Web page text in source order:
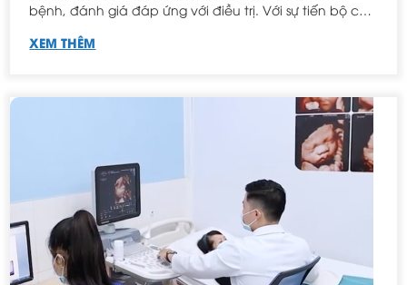
bệnh, đánh giá đáp ứng với điều trị. Với sự tiến bộ của
sàng với giá trị khác nhau. Việc lựa chọn thực hiện xét
XEM THÊM